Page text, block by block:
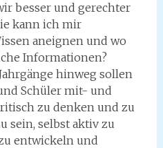
besser und gerechter
kann ich mir
aneignen und wo
Informationen?
hinweg sollen
Schüler mit- und
zu denken und zu
sein, selbst aktiv zu
entwickeln und